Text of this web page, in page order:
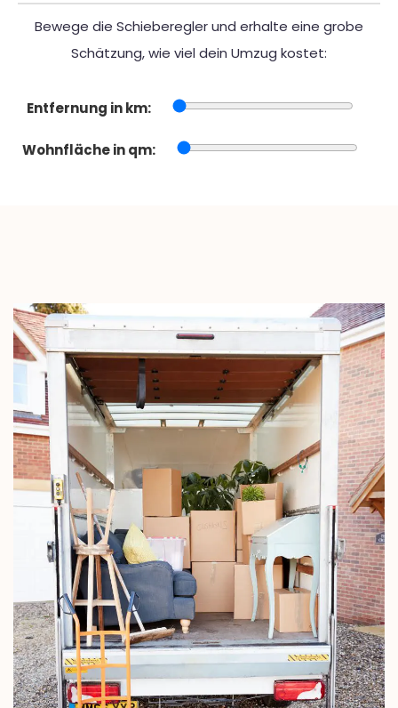
Bewege die Schieberegler und erhalte eine grobe
Schätzung, wie viel dein Umzug kostet:
Entfernung in km:
Wohnfläche in qm: